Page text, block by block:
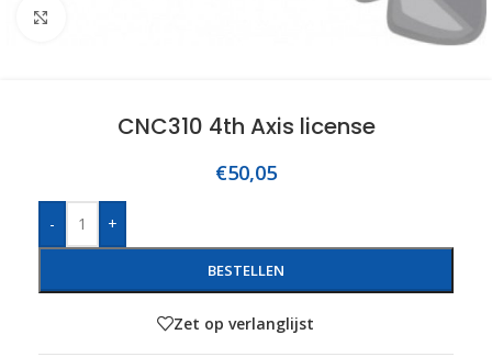
CNC310 4th Axis license
€50,05
- +
BESTELLEN
Zet op verlanglijst